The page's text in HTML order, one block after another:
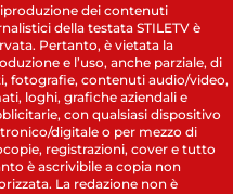
dei contenuti
della testata STILETV è
Pertanto, è vietata la
e l’uso, anche parziale, di
fotografie, contenuti audio/video,
loghi, grafiche aziendali e
con qualsiasi dispositivo
digitale o per mezzo di
registrazioni, cover e tutto
è ascrivibile a copia non
La redazione non è